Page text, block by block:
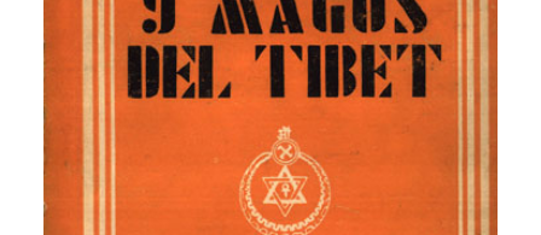
AUTORES DESTACADOS
GLOSARIO